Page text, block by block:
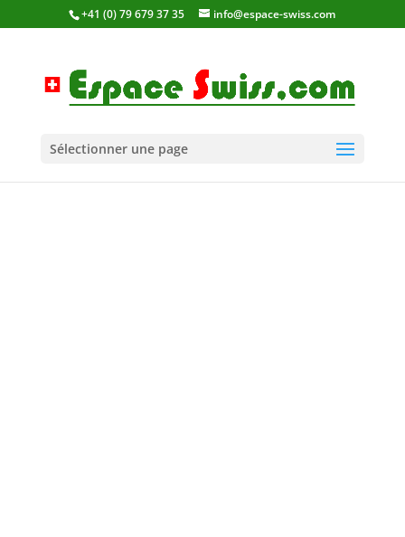
+41 (0) 79 679 37 35 info@espace-swiss.com
Sélectionner une page